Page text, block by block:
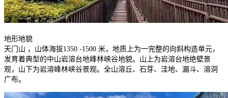
地形地貌
天门山 ，山体海拔1350 -1500 米，地质上为一完整的向斜构造单元，
发育着典型的中山岩溶台地峰林峡谷地貌。山上为岩溶台地绝壁景
观，山下为岩溶峰林峡谷景观。全山溶丘、石芽、洼地、漏斗、溶洞
广布。